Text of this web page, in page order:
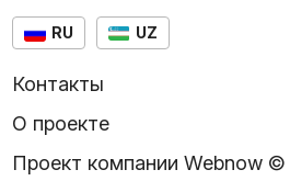
RU UZ
Контакты
О проекте
Проект компании Webnow ©